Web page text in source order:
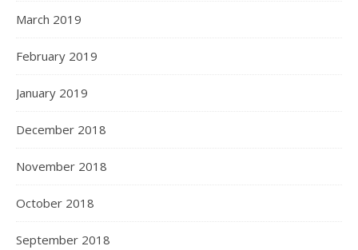
March 2019
February 2019
January 2019
December 2018
November 2018
October 2018
September 2018